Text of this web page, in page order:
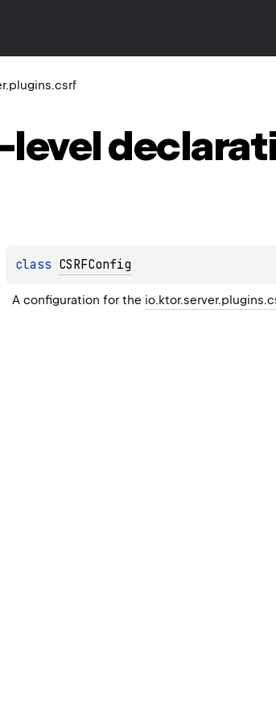
level
class CSRFConfig
A configuration for the